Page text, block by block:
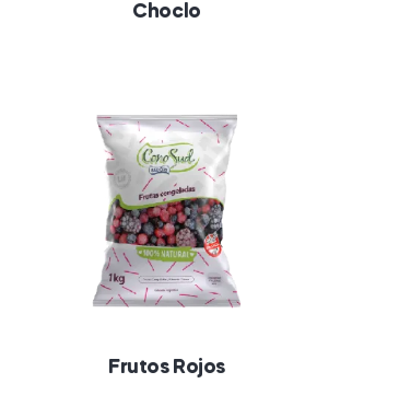
Choclo
Frutos Rojos